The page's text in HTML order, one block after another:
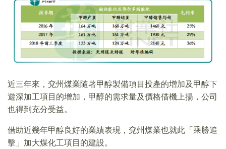
近三年來，兗州煤業隨著甲醇製備項目投產的增加及甲醇下
遊深加工項目的增加，甲醇的需求量及價格借機上揚，公司
也得到充分受益。
借助近幾年甲醇良好的業績表現，兗州煤業也就此「乘勝追
擊」加大煤化工項目的建設。